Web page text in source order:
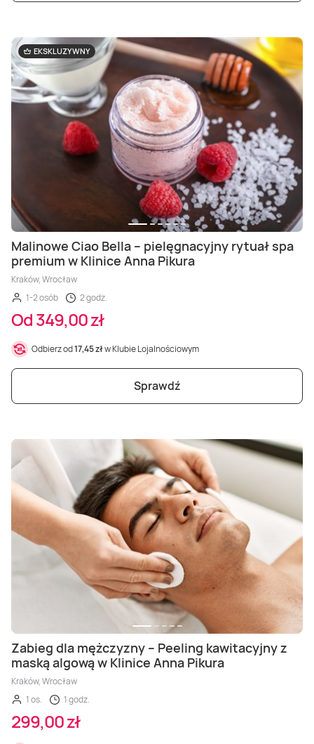
EKSKLUZYWNY
Malinowe Ciao Bella – pielęgnacyjny rytuał spa
premium w Klinice Anna Pikura
Kraków, Wrocław
1-2 osób
2 godz.
Od 349,00 zł
Odbierz od17,45 złw Klubie Lojalnościowym
Sprawdź
Zabieg dla mężczyzny – Peeling kawitacyjny z
maską algową w Klinice Anna Pikura
Kraków, Wrocław
1 os.
1 godz.
299,00 zł